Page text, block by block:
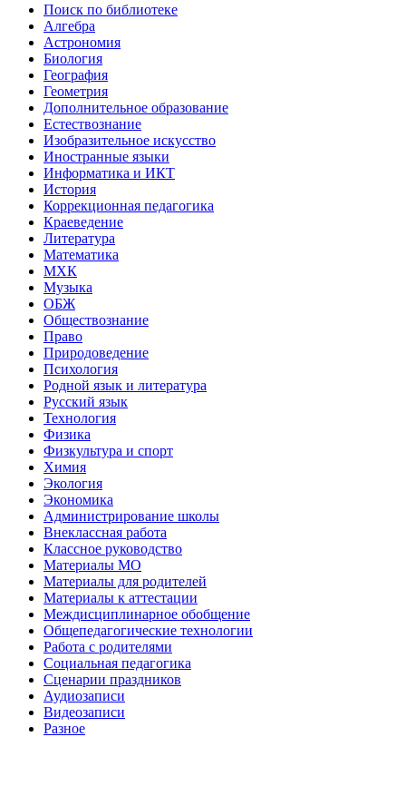
Поиск по библиотеке
Алгебра
Астрономия
Биология
География
Геометрия
Дополнительное образование
Естествознание
Изобразительное искусство
Иностранные языки
Информатика и ИКТ
История
Коррекционная педагогика
Краеведение
Литература
Математика
МХК
Музыка
ОБЖ
Обществознание
Право
Природоведение
Психология
Родной язык и литература
Русский язык
Технология
Физика
Физкультура и спорт
Химия
Экология
Экономика
Администрирование школы
Внеклассная работа
Классное руководство
Материалы МО
Материалы для родителей
Материалы к аттестации
Междисциплинарное обобщение
Общепедагогические технологии
Работа с родителями
Социальная педагогика
Сценарии праздников
Аудиозаписи
Видеозаписи
Разное